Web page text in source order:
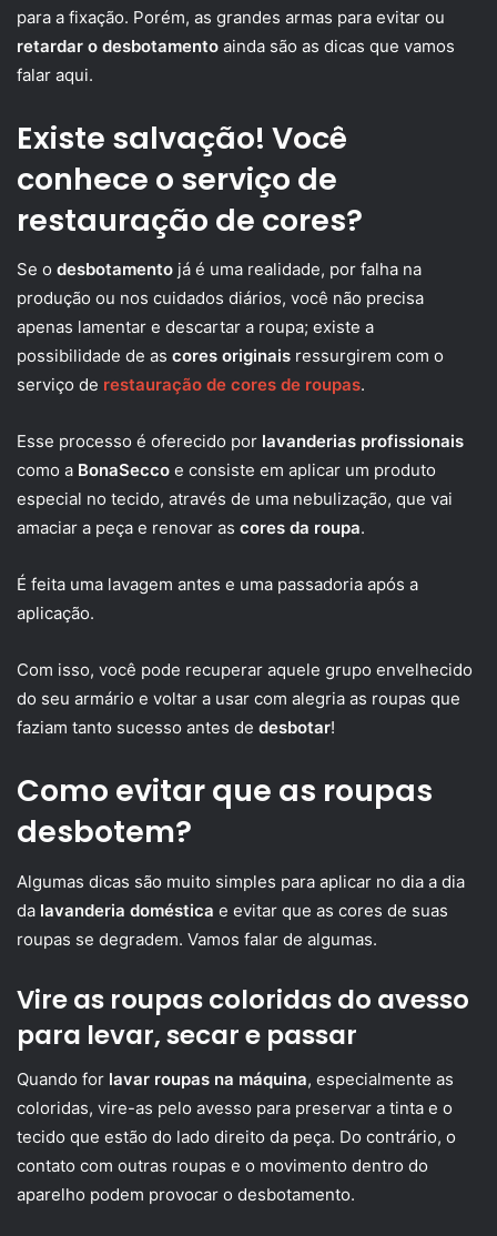
para a fixação. Porém, as grandes armas para evitar ou
retardar o desbotamento ainda são as dicas que vamos
falar aqui.
Existe salvação! Você
conhece o serviço de
restauração de cores?
Se o desbotamento já é uma realidade, por falha na
produção ou nos cuidados diários, você não precisa
apenas lamentar e descartar a roupa; existe a
possibilidade de as cores originais ressurgirem com o
serviço de restauração de cores de roupas.
Esse processo é oferecido por lavanderias profissionais
como a BonaSecco e consiste em aplicar um produto
especial no tecido, através de uma nebulização, que vai
amaciar a peça e renovar as cores da roupa.
É feita uma lavagem antes e uma passadoria após a
aplicação.
Com isso, você pode recuperar aquele grupo envelhecido
do seu armário e voltar a usar com alegria as roupas que
faziam tanto sucesso antes de desbotar!
Como evitar que as roupas
desbotem?
Algumas dicas são muito simples para aplicar no dia a dia
da lavanderia doméstica e evitar que as cores de suas
roupas se degradem. Vamos falar de algumas.
Vire as roupas coloridas do avesso
para levar, secar e passar
Quando for lavar roupas na máquina, especialmente as
coloridas, vire-as pelo avesso para preservar a tinta e o
tecido que estão do lado direito da peça. Do contrário, o
contato com outras roupas e o movimento dentro do
aparelho podem provocar o desbotamento.